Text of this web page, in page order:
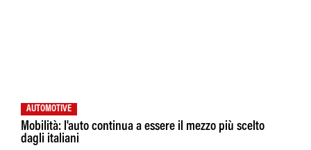
AUTOMOTIVE
Mobilità: l'auto continua a essere il mezzo più scelto
dagli italiani